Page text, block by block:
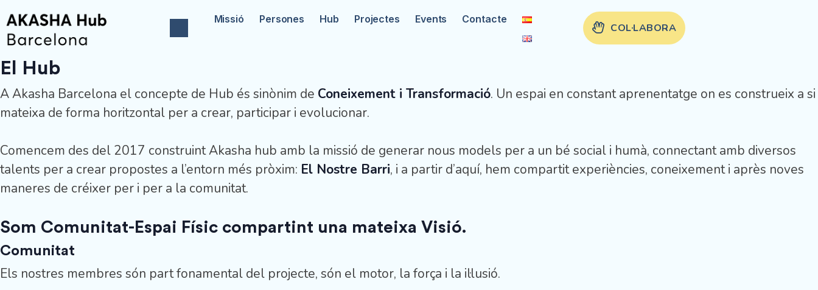
Missió Persones Hub Projectes Events Contacte
COL·LABORA
El Hub
A Akasha Barcelona el concepte de Hub és sinònim de Coneixement i Transformació. Un espai en constant aprenentatge on es construeix a si
mateixa de forma horitzontal per a crear, participar i evolucionar.
Comencem des del 2017 construint Akasha hub amb la missió de generar nous models per a un bé social i humà, connectant amb diversos
talents per a crear propostes a l’entorn més pròxim: El Nostre Barri, i a partir d’aquí, hem compartit experiències, coneixement i après noves
maneres de créixer per i per a la comunitat.
Som Comunitat-Espai Físic compartint una mateixa Visió.
Comunitat
Els nostres membres són part fonamental del projecte, són el motor, la força i la il·lusió.